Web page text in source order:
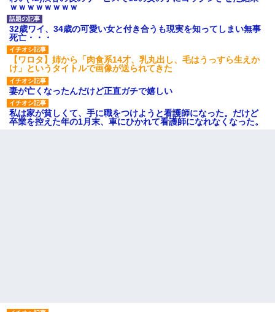
ｗｗｗｗｗｗｗｗ
32歳ワイ、34歳の可愛い女と付き合うも現実を知ってしまい無事
死亡・・・
【ワロタ】姉から「肉食系14才、乳丸出し、毛はうっすら生えか
け」というタイトルで画像が送られてきた
妻が亡くなったんだけど正直ガチで嬉しい
私は家が貧しくて、手に職をつけようと看護師になった。だけど
卒業を控えた年の1月末、車にひかれて看護師になれなくなった。